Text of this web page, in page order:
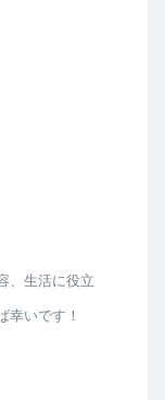
、生活に役立
幸いです！